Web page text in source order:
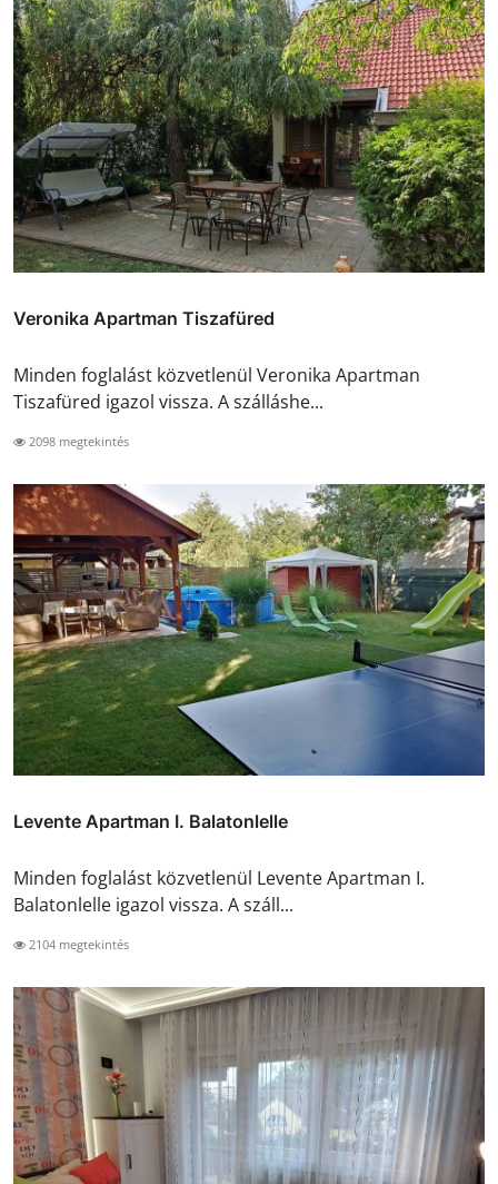
Veronika Apartman Tiszafüred
Minden foglalást közvetlenül Veronika Apartman
Tiszafüred igazol vissza. A szálláshe...
2098 megtekintés
Levente Apartman I. Balatonlelle
Minden foglalást közvetlenül Levente Apartman I.
Balatonlelle igazol vissza. A száll...
2104 megtekintés